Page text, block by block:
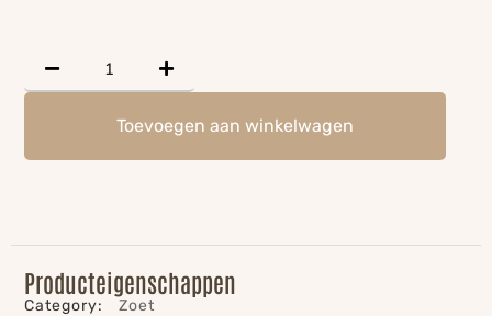
Toevoegen aan winkelwagen
Producteigenschappen
Category: Zoet